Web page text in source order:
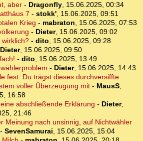
aber- Dragonfly, 15.06.2025, 00:34
7 - stokk', 15.06.2025, 09:51
Krieg - mabraton, 15.06.2025, 07:53
- Dieter, 15.06.2025, 09:02
wirklich?- dito, 15.06.2025, 09:28
Dieter, 15.06.2025, 09:50
- dito, 15.06.2025, 13:49
- Dieter, 15.06.2025, 14:43
fest: Du trägst dieses durchversiffte
voller Überzeugung mit - MausS,
16:58
abschließende Erklärung - Dieter,
21:46
Meinung nach unsinnig, auf Nichtwähler
- SevenSamurai, 15.06.2025, 15:04